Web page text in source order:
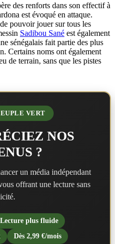
des renforts dans son effectif à
est évoqué en attaque.
pouvoir jouer sur tous les
Sadibou Sané est également
sénégalais fait partie des plus
Certains noms ont également
de terrain, sans que les pistes
VERT
NOS
?
un média indépendant
offrant une lecture sans
Lecture plus fluide
Dès 2,99 €/mois